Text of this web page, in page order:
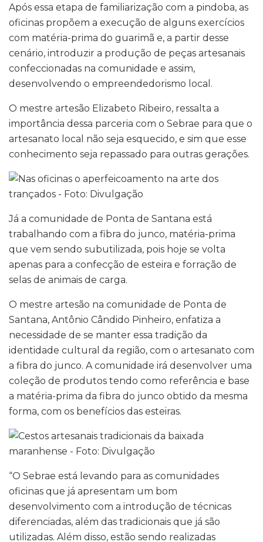
Após essa etapa de familiarização com a pindoba, as
oficinas propõem a execução de alguns exercícios
com matéria-prima do guarimã e, a partir desse
cenário, introduzir a produção de peças artesanais
confeccionadas na comunidade e assim,
desenvolvendo o empreendedorismo local.
O mestre artesão Elizabeto Ribeiro, ressalta a
importância dessa parceria com o Sebrae para que o
artesanato local não seja esquecido, e sim que esse
conhecimento seja repassado para outras gerações.
Já a comunidade de Ponta de Santana está
trabalhando com a fibra do junco, matéria-prima
que vem sendo subutilizada, pois hoje se volta
apenas para a confecção de esteira e forração de
selas de animais de carga.
O mestre artesão na comunidade de Ponta de
Santana, Antônio Cândido Pinheiro, enfatiza a
necessidade de se manter essa tradição da
identidade cultural da região, com o artesanato com
a fibra do junco. A comunidade irá desenvolver uma
coleção de produtos tendo como referência e base
a matéria-prima da fibra do junco obtido da mesma
forma, com os benefícios das esteiras.
“O Sebrae está levando para as comunidades
oficinas que já apresentam um bom
desenvolvimento com a introdução de técnicas
diferenciadas, além das tradicionais que já são
utilizadas. Além disso, estão sendo realizadas